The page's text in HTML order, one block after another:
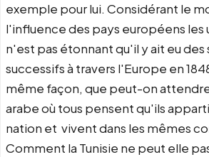
exemple pour lui. Considérant le
l'influence des pays européens les
n'est pas étonnant qu'il y ait eu
successifs à travers l'Europe en
même façon, que peut-on
arabe où tous pensent qu'ils
nation et vivent dans les mêmes
Comment la Tunisie ne peut elle